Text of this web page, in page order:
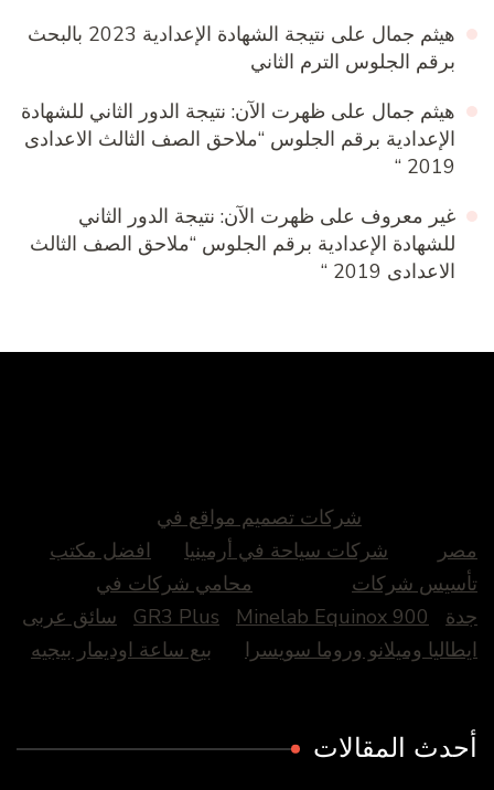
هيثم جمال على
نتيجة الشهادة الإعدادية 2023 بالبحث
برقم الجلوس الترم الثاني
هيثم جمال على ظهرت الآن: نتيجة الدور الثاني للشهادة
الإعدادية برقم الجلوس “ملاحق الصف الثالث الاعدادى
2019 “
غير معروف على ظهرت الآن: نتيجة الدور الثاني
للشهادة الإعدادية برقم الجلوس “ملاحق الصف الثالث
الاعدادى 2019 “
شركات تصميم مواقع في
مصر
شركات سياحة في أرمينيا
افضل مكتب
تأسيس شركات
محامي شركات في
جدة
GR3 Plus Minelab Equinox 900
سائق عربى
ايطاليا وميلانو وروما سويسرا
بيع ساعة اوديمار بيجيه
أحدث المقالات